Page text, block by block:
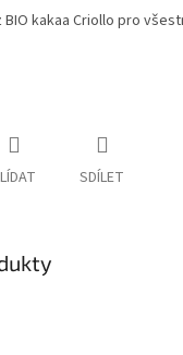
BIO kakaa Criollo pro
SDÍLET